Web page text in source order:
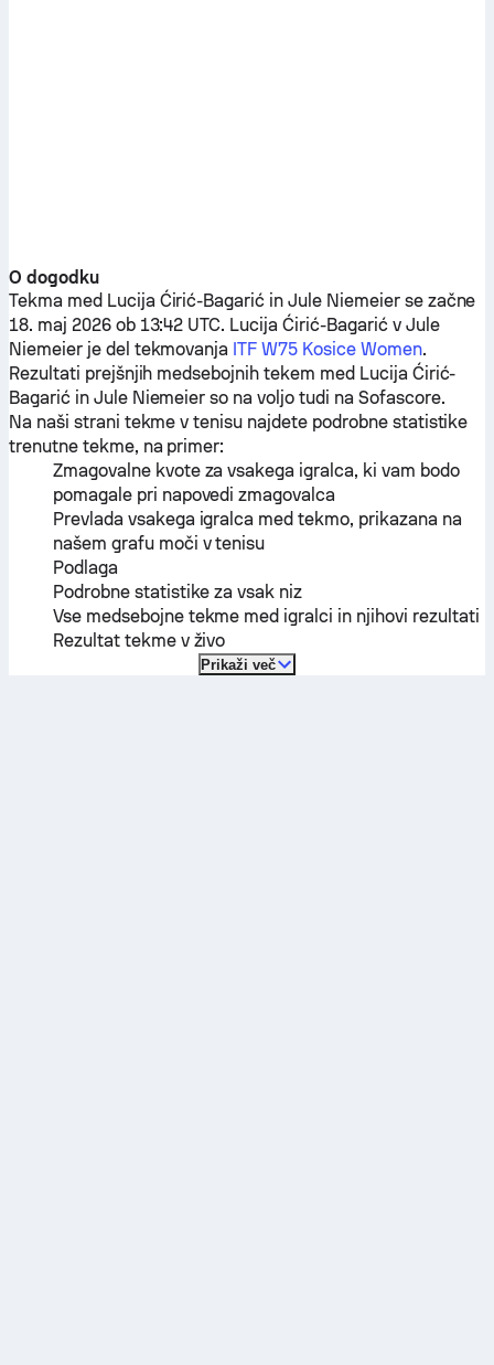
O dogodku
Tekma med Lucija Ćirić-Bagarić inJule Niemeierse začne
18. maj 2026 ob 13:42 UTC. Lucija Ćirić-Bagarićv Jule
Niemeierje del tekmovanja ITF W75 Kosice Women.
Rezultati prejšnjih medsebojnih tekem med Lucija Ćirić-
Bagarićin Jule Niemeier so na voljo tudi na Sofascore.
Na naši strani tekme v tenisu najdete podrobne statistike
trenutne tekme, na primer:
Zmagovalne kvote za vsakega igralca, ki vam bodo
pomagale pri napovedi zmagovalca
Prevlada vsakega igralca med tekmo, prikazana na
našem grafu moči v tenisu
Podlaga
Podrobne statistike za vsak niz
Vse medsebojne tekme med igralci in njihovi rezultati
Rezultat tekme v živo
Prikaži več